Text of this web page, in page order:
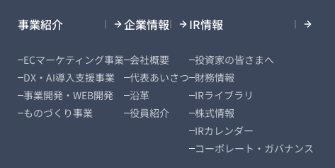
事業紹介
ECマーケティング事業
DX・AI導入支援事業
事業開発・WEB開発
ものづくり事業
企業情報
会社概要
代表あいさつ
沿革
役員紹介
IR情報
投資家の皆さまへ
財務情報
IRライブラリ
株式情報
IRカレンダー
コーポレート・ガバナンス